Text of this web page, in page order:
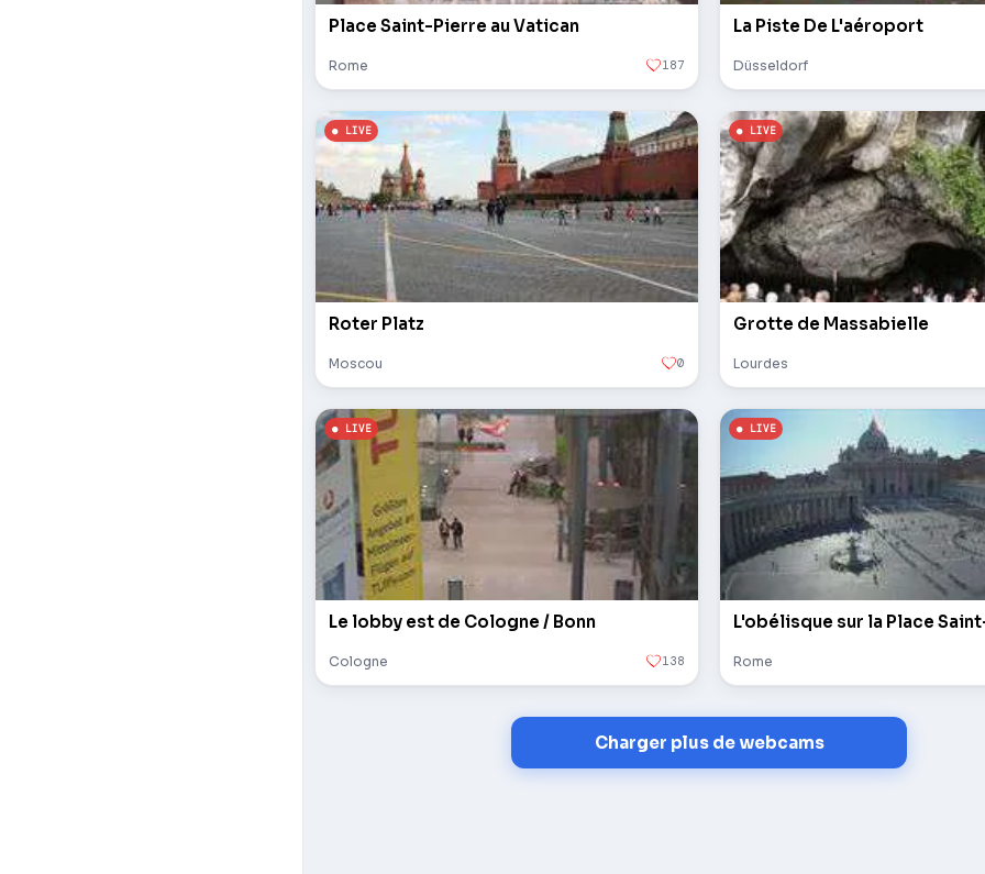
Place Saint-Pierre au Vatican
Rome 187
La Piste De L'aéroport
Düsseldorf
Roter Platz
Moscou 0
Grotte de Massabielle
Lourdes
Le lobby est de Cologne / Bonn
Cologne 138 Rome
Charger plus de webcams